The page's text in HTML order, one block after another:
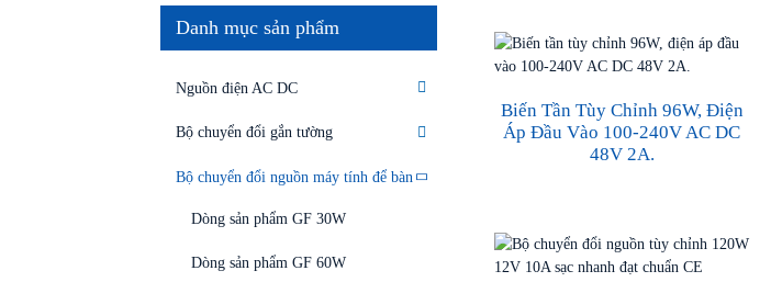
Danh mục sản phẩm
Nguồn điện AC DC
Bộ chuyển đổi gắn tường
Bộ chuyển đổi nguồn máy tính để bàn
Dòng sản phẩm GF 30W
Dòng sản phẩm GF 60W
Biến Tần Tùy Chỉnh 96W, Điện
Áp Đầu Vào 100-240V AC DC
48V 2A.